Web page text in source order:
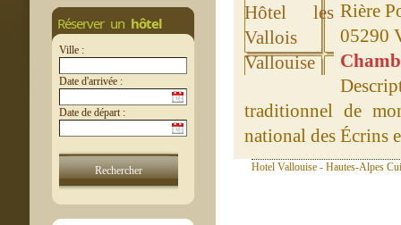
Réserver un hôtel
Ville :
Date d'arrivée :
Date de départ :
Rière
05290
traditionnel de
national des Écrins
Hotel Vallouise - Hautes-Alpes